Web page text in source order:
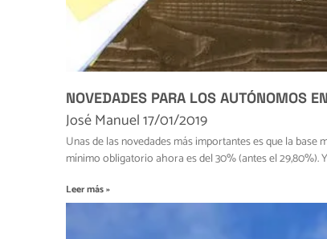
NOVEDADES PARA LOS AUTÓNOMOS
José Manuel17/01/2019
Unas de las novedades más importantes es que la base
mínimo obligatorio ahora es del 30% (antes el 29,80%).
Leer más »